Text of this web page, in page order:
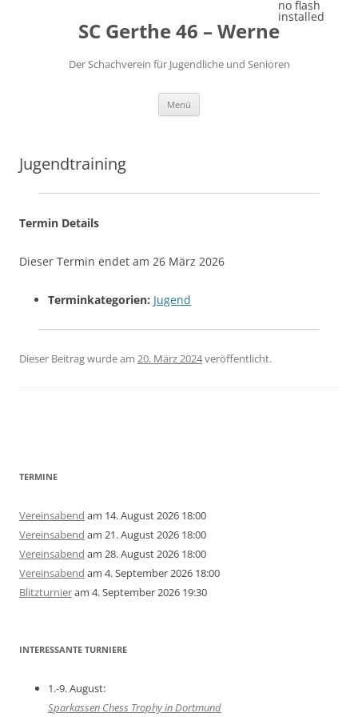
SC Gerthe 46 – Werne
Der Schachverein für Jugendliche und Senioren
Menü
Jugendtraining
Termin Details
Dieser Termin endet am 26 März 2026
Terminkategorien: Jugend
Dieser Beitrag wurde am 20. März 2024veröffentlicht.
TERMINE
Vereinsabend am 14. August 2026 18:00
Vereinsabend am 21. August 2026 18:00
Vereinsabend am 28. August 2026 18:00
Vereinsabend am 4. September 2026 18:00
Blitzturnieram 4. September 2026 19:30
INTERESSANTE TURNIERE
1.-9. August:
Sparkassen Chess Trophy in Dortmund
no flash
installed